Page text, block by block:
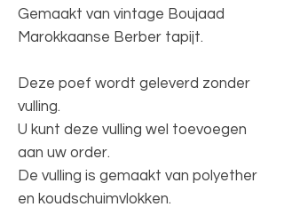
Gemaakt van vintage Boujaad
Marokkaanse Berber tapijt.
Deze poef wordt geleverd zonder
vulling.
U kunt deze vulling wel toevoegen
aan uw order.
De vulling is gemaakt van polyether
en koudschuimvlokken.